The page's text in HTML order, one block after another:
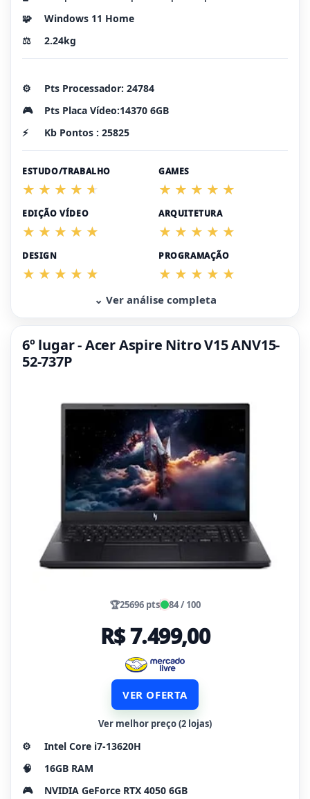
🧩
Windows 11 Home
⚖️
2.24kg
⚙️
Pts Processador: 24784
🎮
Pts Placa Vídeo:14370 6GB
⚡
Kb Pontos : 25825
ESTUDO/TRABALHO GAMES
EDIÇÃO VÍDEO ARQUITETURA
DESIGN PROGRAMAÇÃO
⌄ Ver análise completa
6º lugar - Acer Aspire Nitro V15 ANV15-
52-737P
🏆25696 pts 84 / 100
R$ 7.499,00
VER OFERTA
Ver melhor preço (2 lojas)
⚙️
Intel Core i7-13620H
🧠
16GB RAM
🎮
NVIDIA GeForce RTX 4050 6GB